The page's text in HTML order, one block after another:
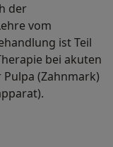
der
vom
ist Teil
bei akuten
(Zahnmark)